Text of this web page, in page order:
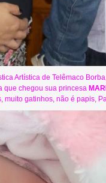
Artística de Telêmaco
que chegou sua princesa
muito gatinhos, não é papis,